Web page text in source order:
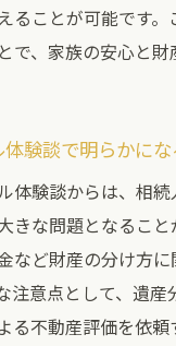
ることが可能です
で、家族の安心と
験談で明らかに
体験談からは、相
きな問題となること
など財産の分け方
注意点として、遺産
る不動産評価を依